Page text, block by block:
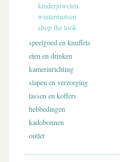
kinderjuwelen
wintermutsen
shop the look
speelgoed en knuffels
eten en drinken
kamerinrichting
slapen en verzorging
tassen en koffers
hebbedingen
kadobonnen
outlet